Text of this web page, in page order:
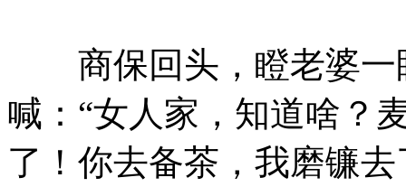
商保回头，瞪老婆一
喊：“女人家，知道啥？
了！你去备茶，我磨镰去